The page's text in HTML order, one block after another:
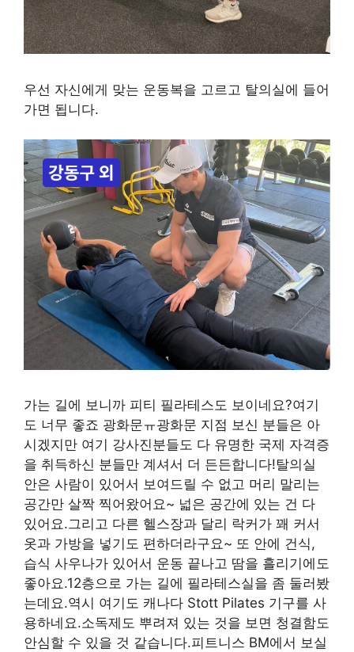
우선 자신에게 맞는 운동복을 고르고 탈의실에 들어
가면 됩니다.
가는 길에 보니까 피티 필라테스도 보이네요?여기
도 너무 좋죠 광화문ㅠ광화문 지점 보신 분들은 아
시겠지만 여기 강사진분들도 다 유명한 국제 자격증
을 취득하신 분들만 계셔서 더 든든합니다!탈의실
안은 사람이 있어서 보여드릴 수 없고 머리 말리는
공간만 살짝 찍어왔어요~ 넓은 공간에 있는 건 다
있어요.그리고 다른 헬스장과 달리 락커가 꽤 커서
옷과 가방을 넣기도 편하더라구요~ 또 안에 건식,
습식 사우나가 있어서 운동 끝나고 땀을 흘리기에도
좋아요.12층으로 가는 길에 필라테스실을 좀 둘러봤
는데요.역시 여기도 캐나다 Stott Pilates 기구를 사
용하네요.소독제도 뿌려져 있는 것을 보면 청결함도
안심할 수 있을 것 같습니다.피트니스 BM에서 보실